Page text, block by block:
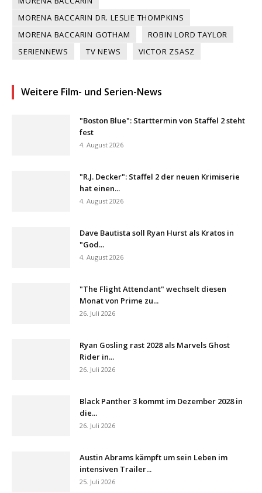
MORENA BACCARIN DR. LESLIE THOMPKINS
MORENA BACCARIN GOTHAM
ROBIN LORD TAYLOR
SERIENNEWS
TV NEWS VICTOR ZSASZ
Weitere Film- und Serien-News
"Boston Blue": Starttermin von Staffel 2 steht
fest
4. August 2026
"R.J. Decker": Staffel 2 der neuen Krimiserie
hat einen...
4. August 2026
Dave Bautista soll Ryan Hurst als Kratos in
"God...
4. August 2026
"The Flight Attendant" wechselt diesen
Monat von Prime zu...
26. Juli 2026
Ryan Gosling rast 2028 als Marvels Ghost
Rider in...
26. Juli 2026
Black Panther 3 kommt im Dezember 2028 in
die...
26. Juli 2026
Austin Abrams kämpft um sein Leben im
intensiven Trailer...
25. Juli 2026